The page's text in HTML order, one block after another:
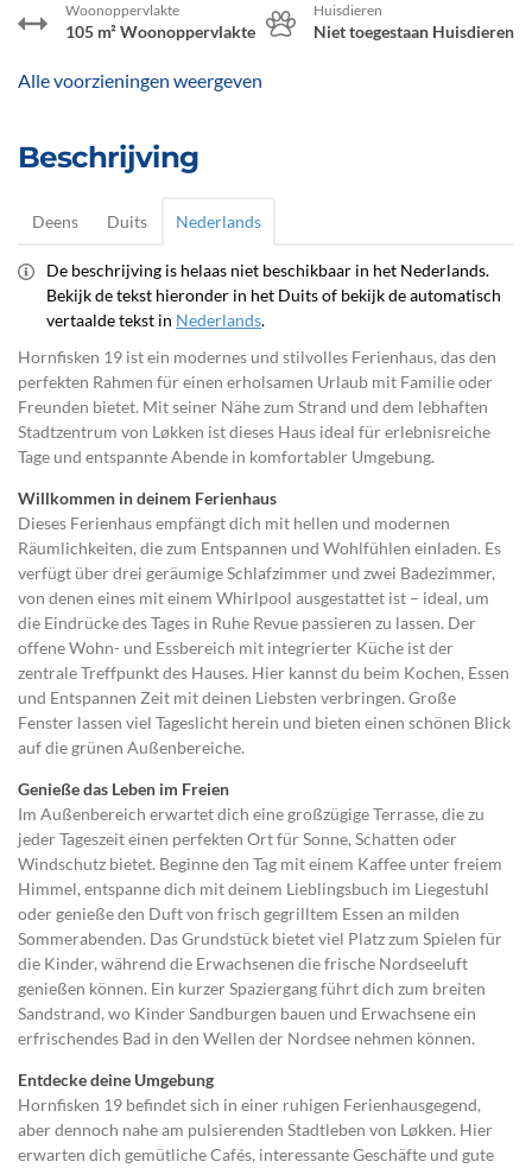
Woonoppervlakte
105 m² Woonoppervlakte
Huisdieren
Niet toegestaan Huisdieren
Alle voorzieningen weergeven
Beschrijving
Deens Duits Nederlands
De beschrijving is helaas niet beschikbaar in het Nederlands.
Bekijk de tekst hieronder in het Duits of bekijk de automatisch
vertaalde tekst in Nederlands.
Hornfisken 19 ist ein modernes und stilvolles Ferienhaus, das den
perfekten Rahmen für einen erholsamen Urlaub mit Familie oder
Freunden bietet. Mit seiner Nähe zum Strand und dem lebhaften
Stadtzentrum von Løkken ist dieses Haus ideal für erlebnisreiche
Tage und entspannte Abende in komfortabler Umgebung.
Willkommen in deinem Ferienhaus
Dieses Ferienhaus empfängt dich mit hellen und modernen
Räumlichkeiten, die zum Entspannen und Wohlfühlen einladen. Es
verfügt über drei geräumige Schlafzimmer und zwei Badezimmer,
von denen eines mit einem Whirlpool ausgestattet ist – ideal, um
die Eindrücke des Tages in Ruhe Revue passieren zu lassen. Der
offene Wohn- und Essbereich mit integrierter Küche ist der
zentrale Treffpunkt des Hauses. Hier kannst du beim Kochen, Essen
und Entspannen Zeit mit deinen Liebsten verbringen. Große
Fenster lassen viel Tageslicht herein und bieten einen schönen Blick
auf die grünen Außenbereiche.
Genieße das Leben im Freien
Im Außenbereich erwartet dich eine großzügige Terrasse, die zu
jeder Tageszeit einen perfekten Ort für Sonne, Schatten oder
Windschutz bietet. Beginne den Tag mit einem Kaffee unter freiem
Himmel, entspanne dich mit deinem Lieblingsbuch im Liegestuhl
oder genieße den Duft von frisch gegrilltem Essen an milden
Sommerabenden. Das Grundstück bietet viel Platz zum Spielen für
die Kinder, während die Erwachsenen die frische Nordseeluft
genießen können. Ein kurzer Spaziergang führt dich zum breiten
Sandstrand, wo Kinder Sandburgen bauen und Erwachsene ein
erfrischendes Bad in den Wellen der Nordsee nehmen können.
Entdecke deine Umgebung
Hornfisken 19 befindet sich in einer ruhigen Ferienhausgegend,
aber dennoch nahe am pulsierenden Stadtleben von Løkken. Hier
erwarten dich gemütliche Cafés, interessante Geschäfte und gute